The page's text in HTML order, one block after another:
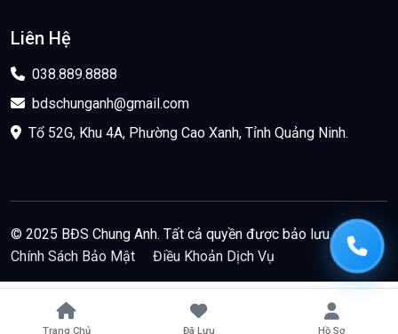
Trang Chủ Đã Lưu Hồ Sơ
Liên Hệ
038.889.8888
bdschunganh@gmail.com
Tổ 52G, Khu 4A, Phường Cao Xanh, Tỉnh Quảng Ninh.
© 2025 BĐS Chung Anh. Tất cả quyền được bảo lưu.
Chính Sách Bảo Mật
Điều Khoản Dịch Vụ